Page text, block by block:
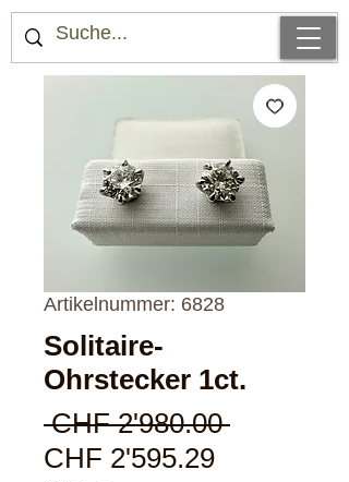
Artikelnummer: 6828
Solitaire-
Ohrstecker 1ct.
CHF 2'980.00
CHF 2'595.29Sale-